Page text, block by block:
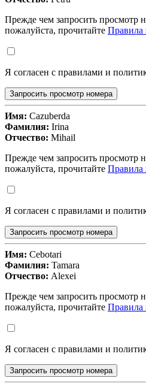
Прежде чем запросить просмотр
пожалуйста, прочитайте Правила
Я согласен с правилами и
Запросить просмотр номера
Имя: Cazuberda
Фамилия: Irina
Отчество: Mihail
Прежде чем запросить просмотр
пожалуйста, прочитайте Правила
Я согласен с правилами и
Запросить просмотр номера
Имя: Cebotari
Фамилия: Tamara
Отчество: Alexei
Прежде чем запросить просмотр
пожалуйста, прочитайте Правила
Я согласен с правилами и
Запросить просмотр номера